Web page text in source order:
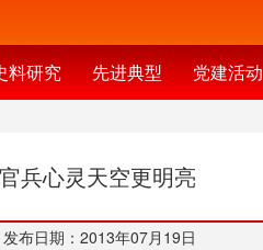
料研究 先进典型 党建活动
兵心灵天空更明亮
发布日期：2013年07月19日